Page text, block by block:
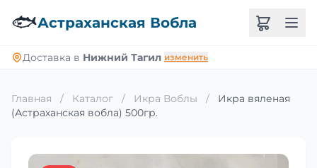
🐟Астраханская Вобла
Доставка в Нижний Тагил изменить
Главная / Каталог / Икра Воблы /
Икра вяленая
(Астраханская вобла) 500гр.